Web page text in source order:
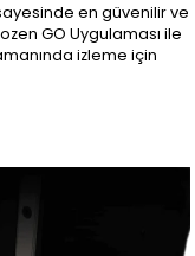
en güvenilir ve
GO Uygulaması ile
izleme için